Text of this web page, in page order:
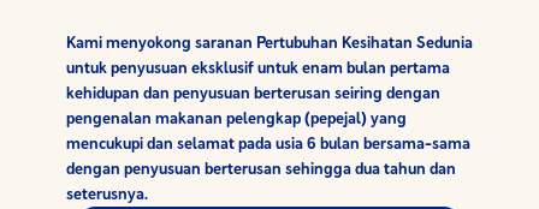
Kami menyokong saranan Pertubuhan Kesihatan Sedunia
untuk penyusuan eksklusif untuk enam bulan pertama
kehidupan dan penyusuan berterusan seiring dengan
pengenalan makanan pelengkap (pepejal) yang
mencukupi dan selamat pada usia 6 bulan bersama-sama
dengan penyusuan berterusan sehingga dua tahun dan
seterusnya.